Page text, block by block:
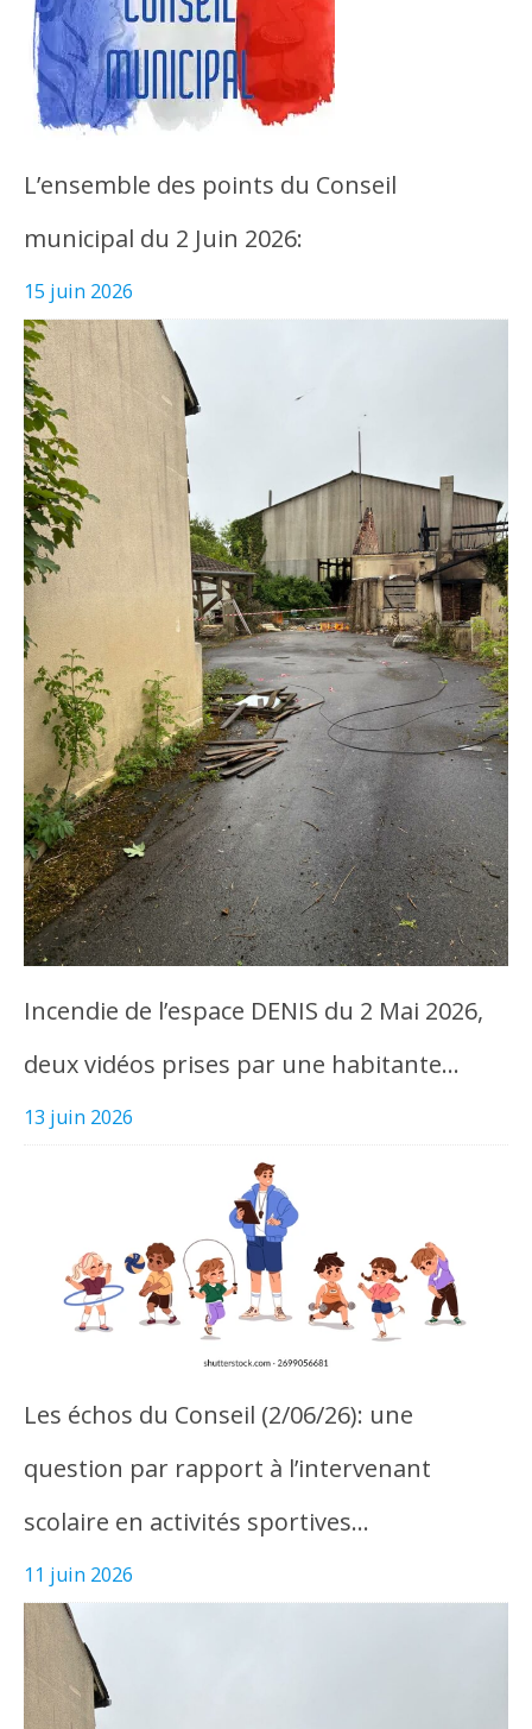
L’ensemble des points du Conseil
municipal du 2 Juin 2026:
15 juin 2026
Incendie de l’espace DENIS du 2 Mai 2026,
deux vidéos prises par une habitante…
13 juin 2026
Les échos du Conseil (2/06/26): une
question par rapport à l’intervenant
scolaire en activités sportives…
11 juin 2026